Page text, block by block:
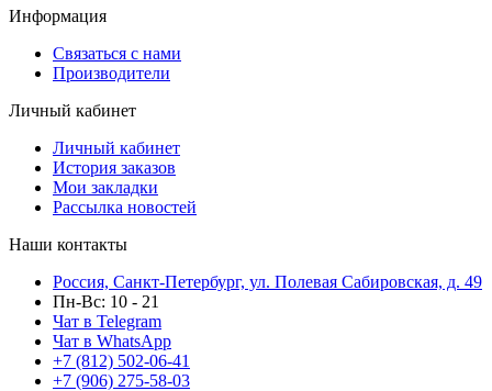
Информация
Связаться с нами
Производители
Личный кабинет
Личный кабинет
История заказов
Мои закладки
Рассылка новостей
Наши контакты
Россия, Санкт-Петербург, ул. Полевая Сабировская, д. 49
Пн-Вс: 10 - 21
Чат в Telegram
Чат в WhatsApp
+7 (812) 502-06-41
+7 (906) 275-58-03